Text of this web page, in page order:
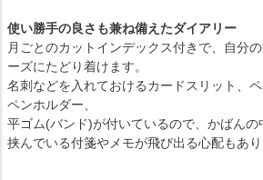
使い勝手の良さも兼ね備えたダイアリー
月ごとのカットインデックス付きで、自分
ーズにたどり着けます。
名刺などを入れておけるカードスリット、
ペンホルダー、
平ゴム(バンド)が付いているので、かばんの
挟んでいる付箋やメモが飛び出る心配もあり